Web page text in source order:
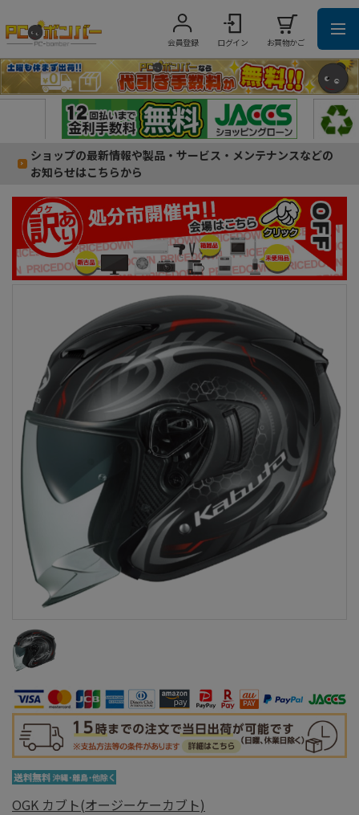
会員登録 ログイン お買物かご
ショップの最新情報や製品・サービス・メンテナンスなどの
お知らせはこちらから
OGK カブト(オージーケーカブト)